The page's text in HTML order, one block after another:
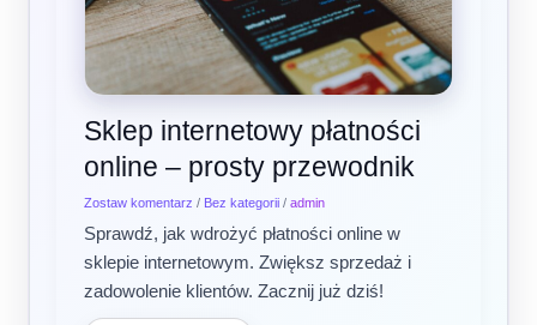
Sklep internetowy płatności
online – prosty przewodnik
Zostaw komentarz / Bez kategorii/ admin
Sprawdź, jak wdrożyć płatności online w
sklepie internetowym. Zwiększ sprzedaż i
zadowolenie klientów. Zacznij już dziś!